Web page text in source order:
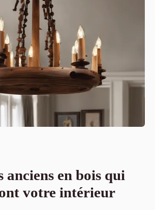
anciens en bois qui
votre intérieur